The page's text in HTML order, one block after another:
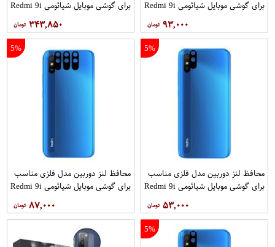
برای گوشی موبایل شیائومی Redmi 9i
۹۳,۰۰۰
برای گوشی موبایل شیائومی Redmi 9i
۳۴۳,۸۵۰
5%
محافظ لنز دوربین مدل فلزی مناسب
برای گوشی موبایل شیائومی Redmi 9i
۵۳,۰۰۰
5%
محافظ لنز دوربین مدل فلزی مناسب
برای گوشی موبایل شیائومی Redmi 9i
۸۷,۰۰۰
5%